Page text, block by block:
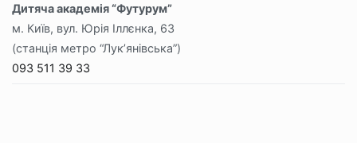
Дитяча академія “Футурум”
м. Київ, вул. Юрія Іллєнка, 63
(станція метро “Лук’янівська”)
093 511 39 33